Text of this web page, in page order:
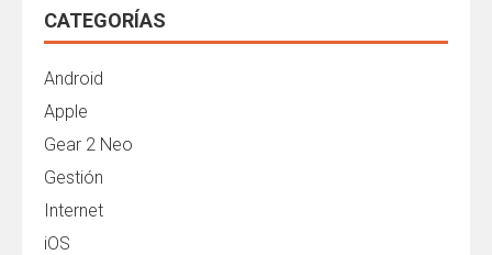
CATEGORÍAS
Android
Apple
Gear 2 Neo
Gestión
Internet
iOS